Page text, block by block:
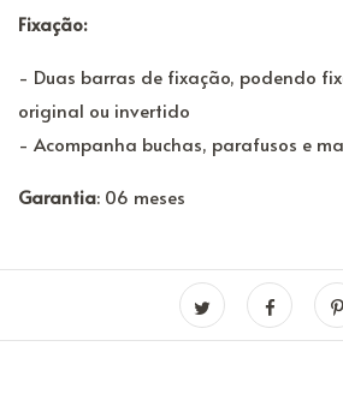
Fixação:
- Duas barras de fixação, podendo
original ou invertido
- Acompanha buchas, parafusos e
Garantia: 06 meses